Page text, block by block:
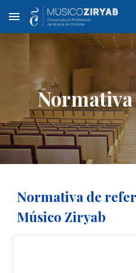
Skip to main content
Normativa de
Músico Ziryab